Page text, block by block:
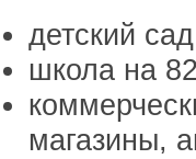
детский
школа на
магазины,